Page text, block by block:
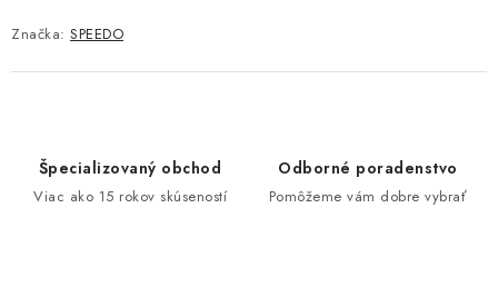
Značka: SPEEDO
Špecializovaný obchod
Viac ako 15 rokov skúseností
Odborné poradenstvo
Pomôžeme vám dobre vybrať